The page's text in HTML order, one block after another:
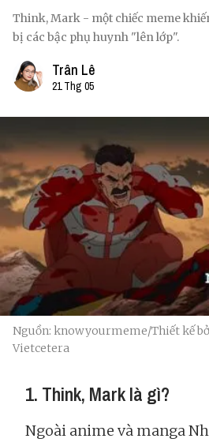
Think, Mark - một chiếc meme
bị các bậc phụ huynh "lên lớp".
Trân Lê
21 Thg 05
Nguồn: knowyourmeme/Thiết kế
Vietcetera
1. Think, Mark là gì?
Ngoài anime và manga